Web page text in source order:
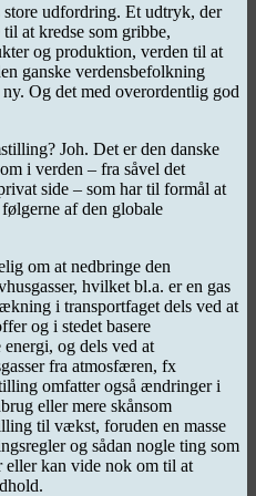
udfordring. Et udtryk, der
at kredse som gribbe,
og produktion, verden til at
ganske verdensbefolkning
Og det med overordentlig god
Joh. Det er den danske
i verden – fra såvel det
side – som har til formål at
af den globale
om at nedbringe den
hvilket bl.a. er en gas
i transportfaget dels ved at
og i stedet basere
og dels ved at
fra atmosfæren, fx
omfatter også ændringer i
eller mere skånsom
til vækst, foruden en masse
og sådan nogle ting som
kan vide nok om til at